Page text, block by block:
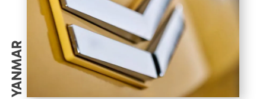
YANMAR